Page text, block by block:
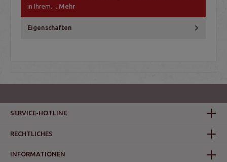
in Ihrem… Mehr
Eigenschaften
SERVICE-HOTLINE
RECHTLICHES
INFORMATIONEN